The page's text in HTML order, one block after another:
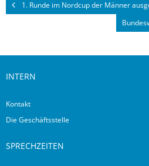
1. Runde im Nordcup der Männer
INTERN
Kontakt
Die Geschäftsstelle
SPRECHZEITEN